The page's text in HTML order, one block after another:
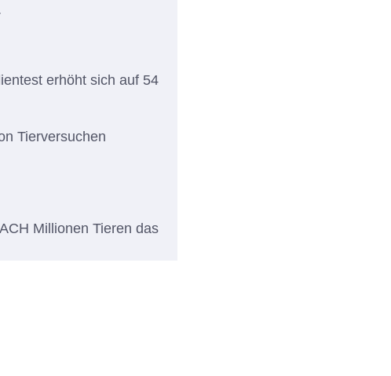
erhöht sich auf 54
Tierversuchen
Millionen Tieren das